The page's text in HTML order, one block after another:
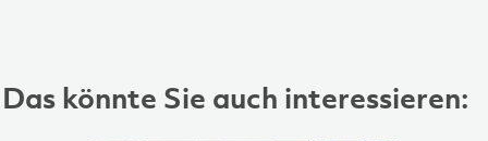
Das könnte Sie auch interessieren: